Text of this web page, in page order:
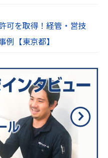
可を取得！経管・営技
例【東京都】